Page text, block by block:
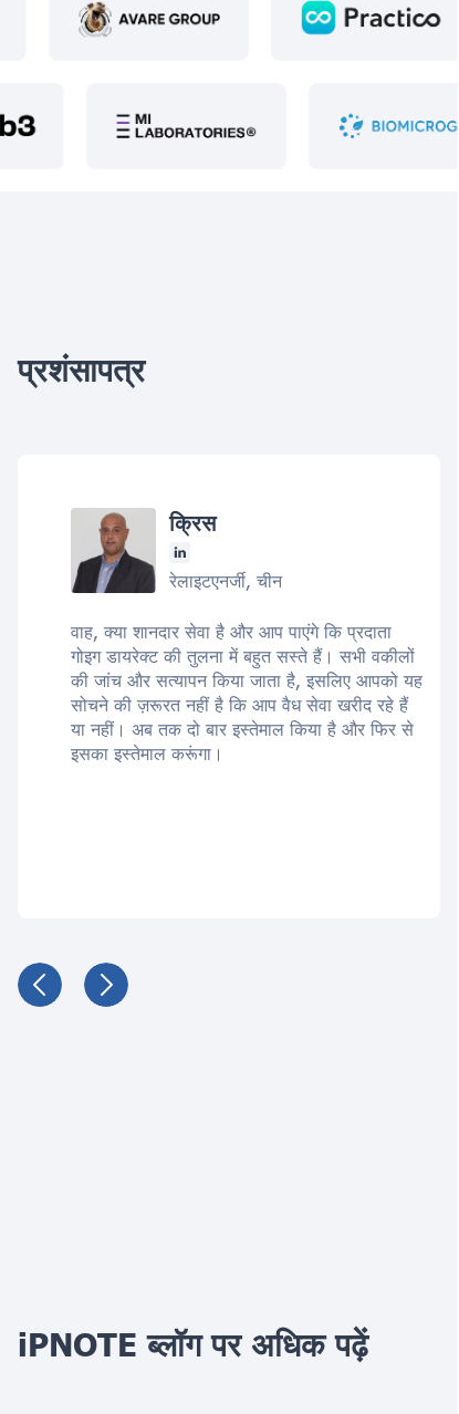
प्रशंसापत्र
क्रिस
रेलाइटएनर्जी, चीन
वाह, क्या शानदार सेवा है और आप पाएंगे कि प्रदाता
गोइग डायरेक्ट की तुलना में बहुत सस्ते हैं। सभी वकीलों
की जांच और सत्यापन किया जाता है, इसलिए आपको यह
सोचने की ज़रूरत नहीं है कि आप वैध सेवा खरीद रहे हैं
या नहीं। अब तक दो बार इस्तेमाल किया है और फिर से
इसका इस्तेमाल करूंगा।
iPNOTE ब्लॉग पर अधिक पढ़ें